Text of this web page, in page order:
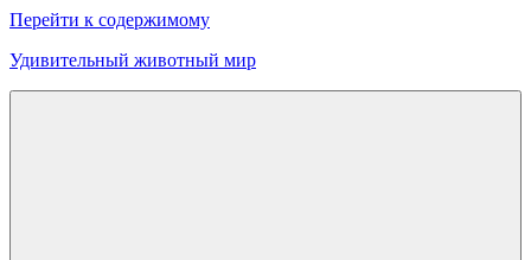
Перейти к содержимому
Удивительный животный мир